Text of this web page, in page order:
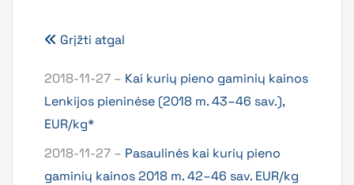
Grįžti atgal
2018-11-27 – Kai kurių pieno gaminių kainos
Lenkijos pieninėse (2018 m. 43–46 sav.),
EUR/kg*
2018-11-27 – Pasaulinės kai kurių pieno
gaminių kainos 2018 m. 42–46 sav. EUR/kg